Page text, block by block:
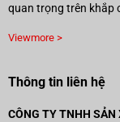
quan trọng trên khắp
Viewmore >
Thông tin liên hệ
CÔNG TY TNHH